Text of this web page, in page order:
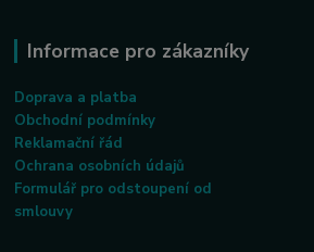
Informace pro zákazníky
Doprava a platba
Obchodní podmínky
Reklamační řád
Ochrana osobních údajů
Formulář pro odstoupení od
smlouvy